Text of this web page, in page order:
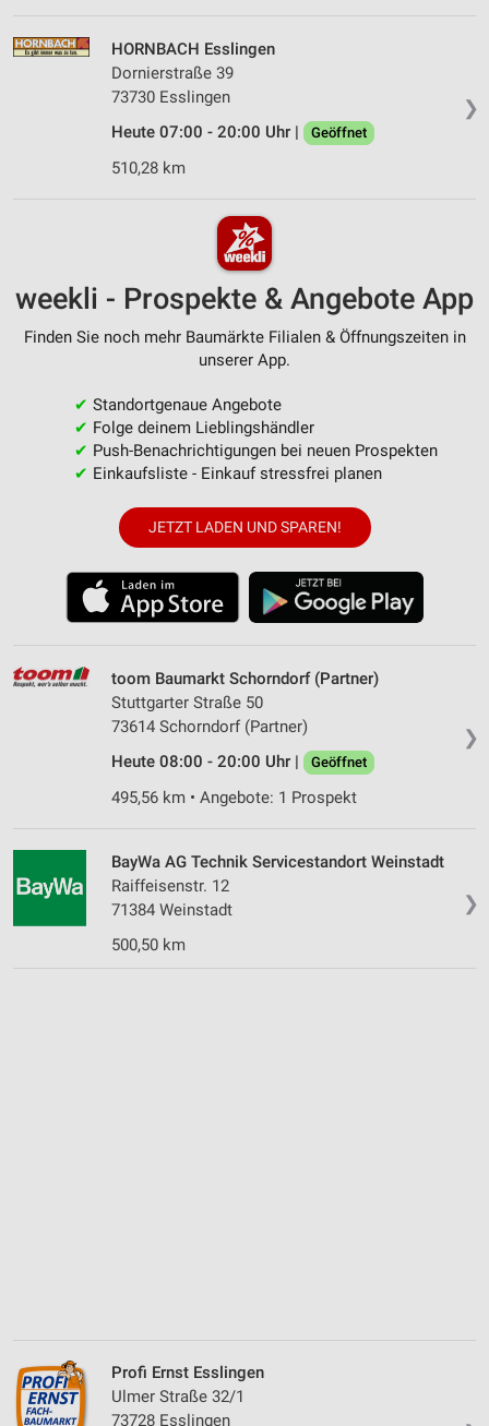
❯
HORNBACH Esslingen
Dornierstraße 39
73730 Esslingen
Heute 07:00 - 20:00 Uhr |
Geöffnet
510,28 km
weekli - Prospekte & Angebote App
Finden Sie noch mehr Baumärkte Filialen & Öffnungszeiten in
unserer App.
✔ Standortgenaue Angebote
✔ Folge deinem Lieblingshändler
✔ Push-Benachrichtigungen bei neuen Prospekten
✔ Einkaufsliste - Einkauf stressfrei planen
JETZT LADEN UND SPAREN!
❯
toom Baumarkt Schorndorf (Partner)
Stuttgarter Straße 50
73614 Schorndorf (Partner)
Heute 08:00 - 20:00 Uhr |
Geöffnet
495,56 km • Angebote: 1 Prospekt
❯
BayWa AG Technik Servicestandort Weinstadt
Raiffeisenstr. 12
71384 Weinstadt
500,50 km
Profi Ernst Esslingen
Ulmer Straße 32/1
73728 Esslingen